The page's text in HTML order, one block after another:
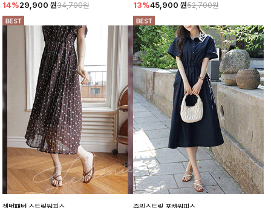
14%29,900 원34,700원 13%45,900 원52,700원